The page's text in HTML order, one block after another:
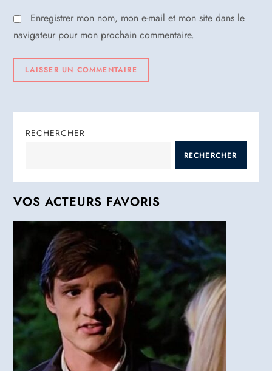
l
e
Enregistrer mon nom, mon e-mail et mon site dans le
navigateur pour mon prochain commentaire.
RECHERCHER
RECHERCHER
VOS ACTEURS FAVORIS